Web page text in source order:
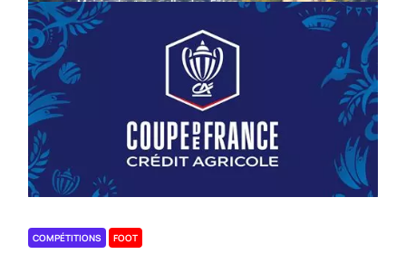
COMPÉTITIONS FOOT